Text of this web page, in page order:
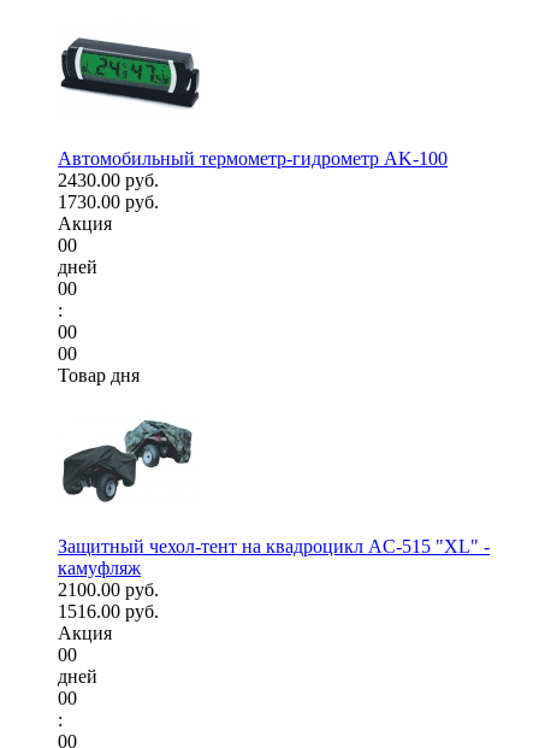
Автомобильный термометр-гидрометр AK-100
2430.00 руб.
1730.00 руб.
Акция
00
дней
00
:
00
00
Товар дня
Защитный чехол-тент на квадроцикл AC-515 "XL" -
камуфляж
2100.00 руб.
1516.00 руб.
Акция
00
дней
00
:
00